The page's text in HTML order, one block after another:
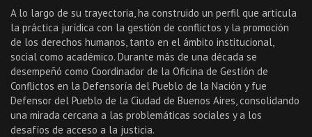
A lo largo de su trayectoria, ha construido un perfil que articula
la práctica jurídica con la gestión de conflictos y la promoción
de los derechos humanos, tanto en el ámbito institucional,
social como académico. Durante más de una década se
desempeñó como Coordinador de la Oficina de Gestión de
Conflictos en la Defensoría del Pueblo de la Nación y fue
Defensor del Pueblo de la Ciudad de Buenos Aires, consolidando
una mirada cercana a las problemáticas sociales y a los
desafíos de acceso a la justicia.